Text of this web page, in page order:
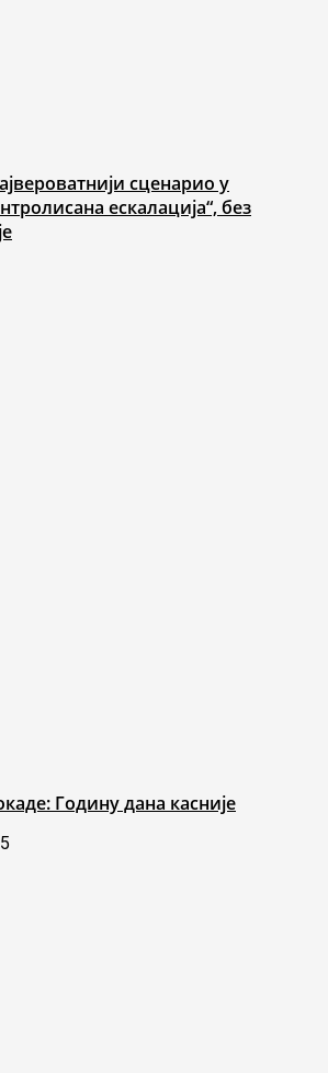
сценарио у
ескалација“, без
Годину дана касније